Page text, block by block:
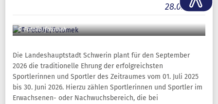
28.05.2026
© Fotolia/fotomek
Die Landeshauptstadt Schwerin plant für den September
2026 die traditionelle Ehrung der erfolgreichsten
Sportlerinnen und Sportler des Zeitraumes vom 01. Juli 2025
bis 30. Juni 2026. Hierzu zählen Sportlerinnen und Sportler im
Erwachsenen- oder Nachwuchsbereich, die bei